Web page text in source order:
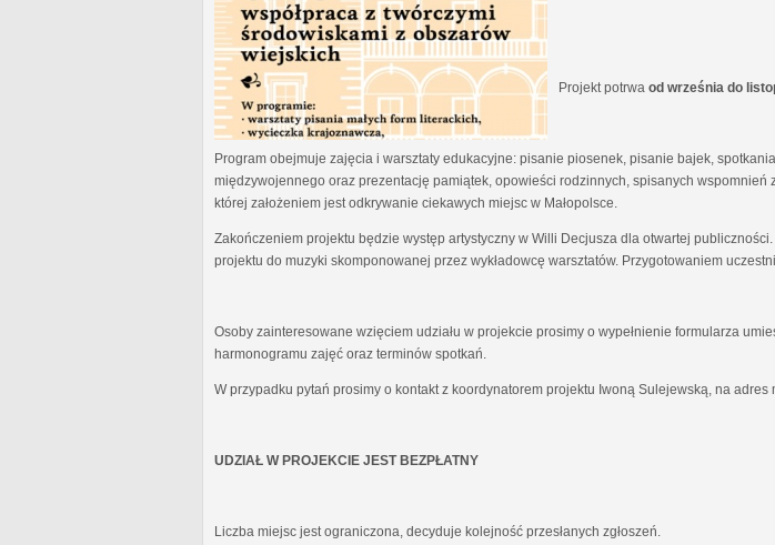
Projekt potrwa od września do
Program obejmuje zajęcia i warsztaty edukacyjne: pisanie piosenek, pisanie bajek,
międzywojennego oraz prezentację pamiątek, opowieści rodzinnych, spisanych
której założeniem jest odkrywanie ciekawych miejsc w Małopolsce.
Zakończeniem projektu będzie występ artystyczny w Willi Decjusza dla otwartej
projektu do muzyki skomponowanej przez wykładowcę warsztatów. Przygotowaniem
Osoby zainteresowane wzięciem udziału w projekcie prosimy o wypełnienie formularza
harmonogramu zajęć oraz terminów spotkań.
W przypadku pytań prosimy o kontakt z koordynatorem projektu Iwoną Sulejewską, na adres
UDZIAŁ W PROJEKCIE JEST BEZPŁATNY
Liczba miejsc jest ograniczona, decyduje kolejność przesłanych zgłoszeń.